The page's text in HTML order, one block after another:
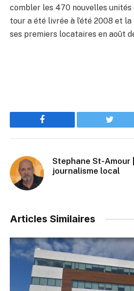
combler les 470 nouvelles unités
tour a été livrée à l’été 2008 et
ses premiers locataires en août
Facebook Twitter
Stephane St-Amour
journalisme local
Articles Similaires